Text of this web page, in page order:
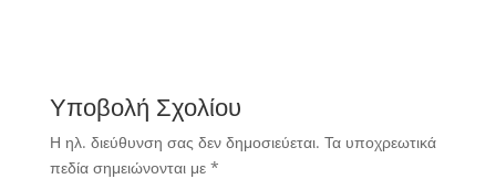
Υποβολή Σχολίου
Η ηλ. διεύθυνση σας δεν δημοσιεύεται. Τα υποχρεωτικά
πεδία σημειώνονται με *